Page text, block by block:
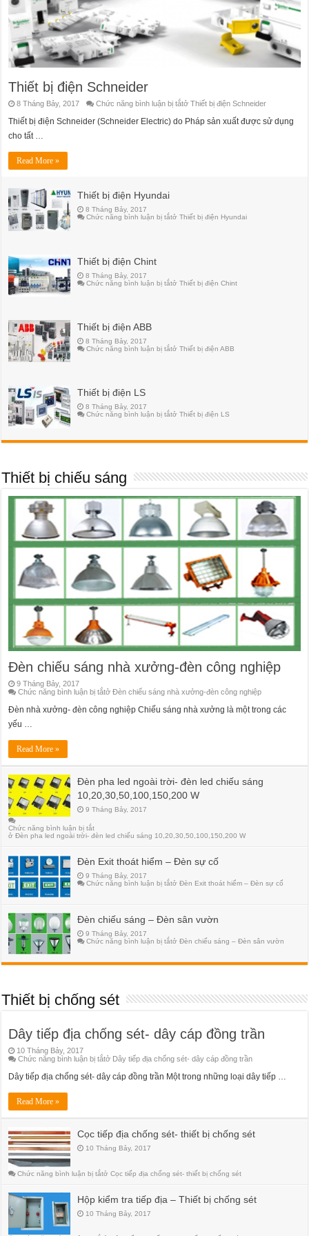
Thiết bị điện Schneider
8 Tháng Bảy, 2017 Chức năng bình luận bị tắtở Thiết bị điện Schneider
Thiết bị điện Schneider (Schneider Electric) do Pháp sản xuất được sử dụng
cho tất …
Read More »
Thiết bị điện Hyundai
8 Tháng Bảy, 2017
Chức năng bình luận bị tắtở Thiết bị điện Hyundai
Thiết bị điện Chint
8 Tháng Bảy, 2017
Chức năng bình luận bị tắtở Thiết bị điện Chint
Thiết bị điện ABB
8 Tháng Bảy, 2017
Chức năng bình luận bị tắtở Thiết bị điện ABB
Thiết bị điện LS
8 Tháng Bảy, 2017
Chức năng bình luận bị tắtở Thiết bị điện LS
Thiết bị chiếu sáng
Đèn chiếu sáng nhà xưởng-đèn công nghiệp
9 Tháng Bảy, 2017
Chức năng bình luận bị tắtở Đèn chiếu sáng nhà xưởng-đèn công nghiệp
Đèn nhà xưởng- đèn công nghiệp Chiếu sáng nhà xưởng là một trong các
yếu …
Read More »
Đèn pha led ngoài trời- đèn led chiếu sáng
10,20,30,50,100,150,200 W
9 Tháng Bảy, 2017
Chức năng bình luận bị tắt
ở Đèn pha led ngoài trời- đèn led chiếu sáng 10,20,30,50,100,150,200 W
Đèn Exit thoát hiểm – Đèn sự cố
9 Tháng Bảy, 2017
Chức năng bình luận bị tắtở Đèn Exit thoát hiểm – Đèn sự cố
Đèn chiếu sáng – Đèn sân vườn
9 Tháng Bảy, 2017
Chức năng bình luận bị tắtở Đèn chiếu sáng – Đèn sân vườn
Thiết bị chống sét
Dây tiếp địa chống sét- dây cáp đồng trần
10 Tháng Bảy, 2017
Chức năng bình luận bị tắtở Dây tiếp địa chống sét- dây cáp đồng trần
Dây tiếp địa chống sét- dây cáp đồng trần Một trong những loại dây tiếp …
Read More »
Cọc tiếp địa chống sét- thiết bị chống sét
10 Tháng Bảy, 2017
Chức năng bình luận bị tắtở Cọc tiếp địa chống sét- thiết bị chống sét
Hộp kiểm tra tiếp địa – Thiết bị chống sét
10 Tháng Bảy, 2017